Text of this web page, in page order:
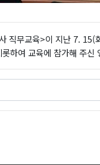
직무교육>이 지난 7.
하여 교육에 참가해 주신